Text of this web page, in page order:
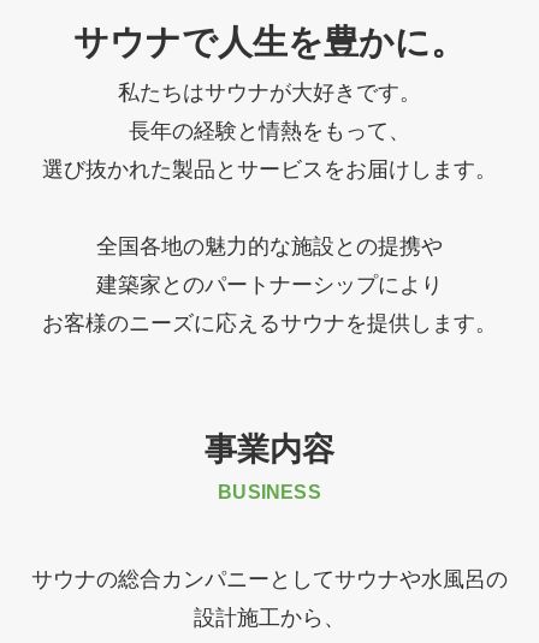
サウナで人生を豊かに。
私たちはサウナが大好きです。
長年の経験と情熱をもって、
選び抜かれた製品とサービスをお届けします。
全国各地の魅力的な施設との提携や
建築家とのパートナーシップにより
お客様のニーズに応えるサウナを提供します。
事業内容
BUSINESS
サウナの総合カンパニーとしてサウナや水風呂の
設計施工から、